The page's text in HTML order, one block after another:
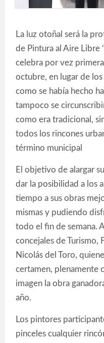
La luz otoñal será la
de Pintura al Aire Libre
celebra por vez
octubre, en lugar de
como se había hecho
tampoco se
como era tradicional,
todos los rincones
término municipal
El objetivo de alargar
dar la posibilidad a los
tiempo a sus obras
mismas y pudiendo
todo el fin de semana.
concejales de Turismo,
Nicolás del Toro,
certamen, plenamente
imagen la obra
año.
Los pintores
pinceles cualquier